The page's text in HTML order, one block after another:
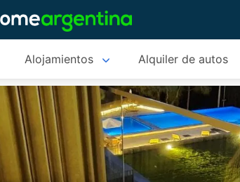
Alojamientos Alquiler de autos